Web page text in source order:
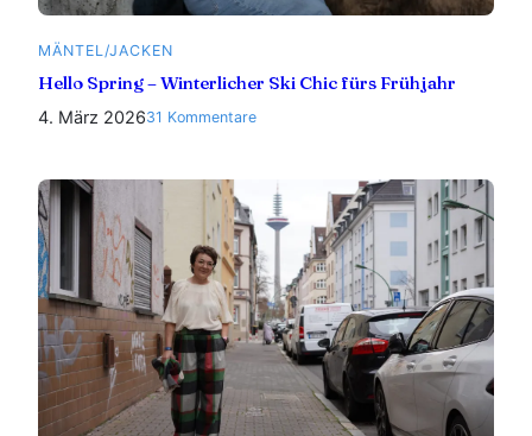
MÄNTEL/JACKEN
Hello Spring – Winterlicher Ski Chic fürs Frühjahr
4. März 202631 Kommentarezu
Winterlicher
Ski
Chic
fürs
Frühjahr